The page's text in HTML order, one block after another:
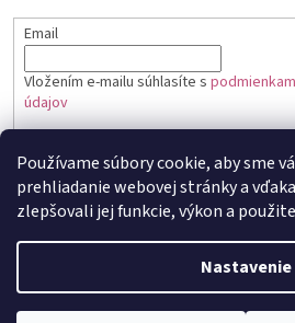
Používame súbory cookie, aby sme
prehliadanie webovej stránky a
zlepšovali jej funkcie, výkon a
Nastavenie
Email
Vložením e-mailu súhlasíte s
údajov
PRIHLÁSIŤ SA
Copyright 2026Toptortička. Všetky